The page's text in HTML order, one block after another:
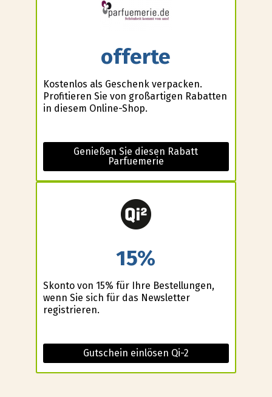
offerte
Kostenlos als Geschenk verpacken.
Profitieren Sie von großartigen Rabatten
in diesem Online-Shop.
Genießen Sie diesen Rabatt
Parfuemerie
15%
Skonto von 15% für Ihre Bestellungen,
wenn Sie sich für das Newsletter
registrieren.
Gutschein einlösen Qi-2